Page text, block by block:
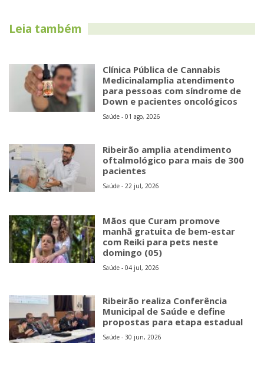
Leia também
Clínica Pública de Cannabis
Medicinalamplia atendimento
para pessoas com síndrome de
Down e pacientes oncológicos
Saúde - 01 ago, 2026
Ribeirão amplia atendimento
oftalmológico para mais de 300
pacientes
Saúde - 22 jul, 2026
Mãos que Curam promove
manhã gratuita de bem-estar
com Reiki para pets neste
domingo (05)
Saúde - 04 jul, 2026
Ribeirão realiza Conferência
Municipal de Saúde e define
propostas para etapa estadual
Saúde - 30 jun, 2026